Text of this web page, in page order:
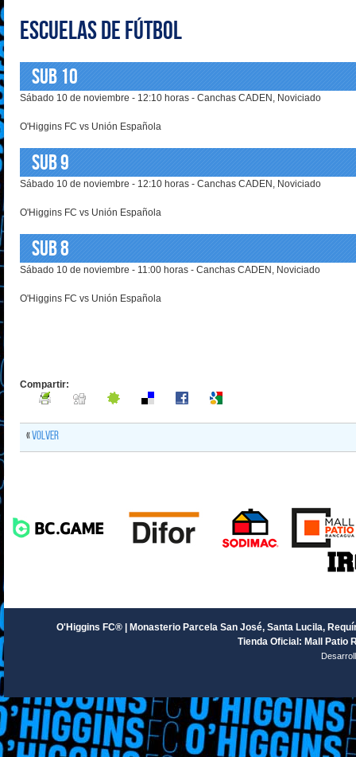
ESCUELAS DE FÚTBOL
SUB 10
Sábado 10 de noviembre - 12:10 horas - Canchas CADEN, Noviciado
O'Higgins FC vs Unión Española
SUB 9
Sábado 10 de noviembre - 12:10 horas - Canchas CADEN, Noviciado
O'Higgins FC vs Unión Española
SUB 8
Sábado 10 de noviembre - 11:00 horas - Canchas CADEN, Noviciado
O'Higgins FC vs Unión Española
Compartir:
«Volver
O'Higgins FC® | Monasterio Parcela San José, Santa Lucila,
Tienda Oficial: Mall Patio